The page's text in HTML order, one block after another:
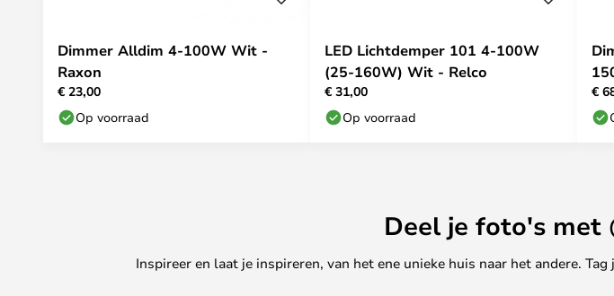
Dimmer Alldim 4-100W Wit -
Raxon
€ 23,00
Op voorraad
LED Lichtdemper 101 4-100W
(25-160W) Wit - Relco
€ 31,00
Op voorraad
€
Deel je foto's met
Inspireer en laat je inspireren, van het ene unieke huis naar het andere.